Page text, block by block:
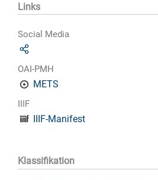
Links
Social Media
OAI-PMH
METS
IIIF
IIIF-Manifest
Klassifikation